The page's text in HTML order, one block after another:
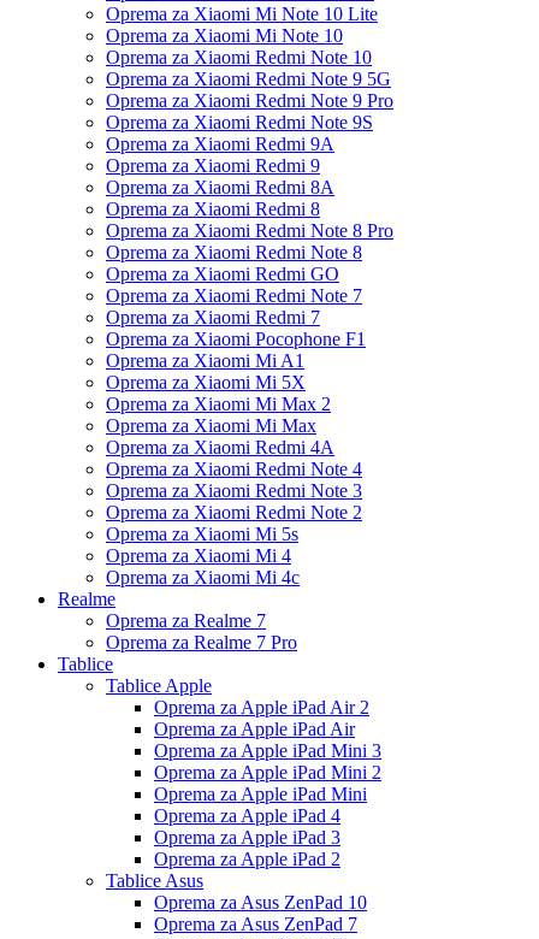
Oprema za Xiaomi Mi Note 10 Lite
Oprema za Xiaomi Mi Note 10
Oprema za Xiaomi Redmi Note 10
Oprema za Xiaomi Redmi Note 9 5G
Oprema za Xiaomi Redmi Note 9 Pro
Oprema za Xiaomi Redmi Note 9S
Oprema za Xiaomi Redmi 9A
Oprema za Xiaomi Redmi 9
Oprema za Xiaomi Redmi 8A
Oprema za Xiaomi Redmi 8
Oprema za Xiaomi Redmi Note 8 Pro
Oprema za Xiaomi Redmi Note 8
Oprema za Xiaomi Redmi GO
Oprema za Xiaomi Redmi Note 7
Oprema za Xiaomi Redmi 7
Oprema za Xiaomi Pocophone F1
Oprema za Xiaomi Mi A1
Oprema za Xiaomi Mi 5X
Oprema za Xiaomi Mi Max 2
Oprema za Xiaomi Mi Max
Oprema za Xiaomi Redmi 4A
Oprema za Xiaomi Redmi Note 4
Oprema za Xiaomi Redmi Note 3
Oprema za Xiaomi Redmi Note 2
Oprema za Xiaomi Mi 5s
Oprema za Xiaomi Mi 4
Oprema za Xiaomi Mi 4c
Realme
Oprema za Realme 7
Oprema za Realme 7 Pro
Tablice
Tablice Apple
Oprema za Apple iPad Air 2
Oprema za Apple iPad Air
Oprema za Apple iPad Mini 3
Oprema za Apple iPad Mini 2
Oprema za Apple iPad Mini
Oprema za Apple iPad 4
Oprema za Apple iPad 3
Oprema za Apple iPad 2
Tablice Asus
Oprema za Asus ZenPad 10
Oprema za Asus ZenPad 7